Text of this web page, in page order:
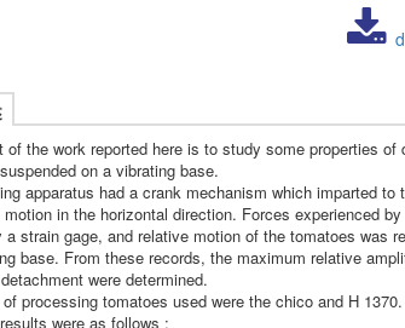
of the work reported here is to study some properties of
on a vibrating base.
apparatus had a crank mechanism which imparted to
in the horizontal direction. Forces experienced
a strain gage, and relative motion of the tomatoes was
base. From these records, the maximum relative
were determined.
processing tomatoes used were the chico and H 1370.
were as follows ;